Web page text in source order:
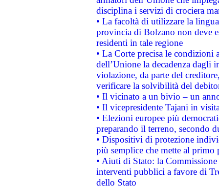
disciplina i servizi di crociera
• La facoltà di utilizzare la
provincia di Bolzano non deve
residenti in tale regione
• La Corte precisa le
dell’Unione la decadenza dagli
violazione, da parte del
verificare la solvibilità del
• Il vicinato a un bivio – un
• Il vicepresidente Tajani in
• Elezioni europee più
preparando il terreno, secondo
• Dispositivi di protezione
più semplice che mette al primo
• Aiuti di Stato: la
interventi pubblici a favore di
dello Stato